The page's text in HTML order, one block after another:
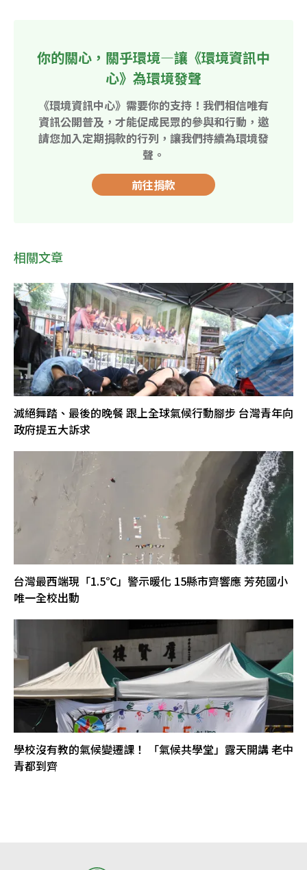
你的關心，關乎環境—讓《環境資訊中
心》為環境發聲
《環境資訊中心》需要你的支持！我們相信唯有
資訊公開普及，才能促成民眾的參與和行動，邀
請您加入定期捐款的行列，讓我們持續為環境發
聲。
前往捐款
相關文章
滅絕舞踏、最後的晚餐 跟上全球氣候行動腳步 台灣青年向
政府提五大訴求
台灣最西端現「1.5℃」警示暖化 15縣市齊響應 芳苑國小
唯一全校出動
學校沒有教的氣候變遷課！ 「氣候共學堂」露天開講 老中
青都到齊